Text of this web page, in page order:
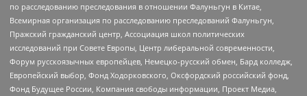
по расследованию преследования в отношении Фалуньгун в Китае,
Всемирная организация по расследованию преследований Фалуньгун,
Пражский гражданский центр, Ассоциация школ политических
исследований при Совете Европы, Центр либеральной современности,
Форум русскоязычных европейцев, Немецко-русский обмен, Бард колледж,
Европейский выбор, Фонд Ходорковского, Оксфордский российский фонд,
Фонд Будущее России, Компания свободы информации, Проект Медиа,